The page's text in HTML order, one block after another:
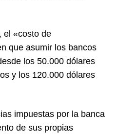
el «costo de
que asumir los bancos
los 50.000 dólares
y los 120.000 dólares
impuestas por la banca
de sus propias